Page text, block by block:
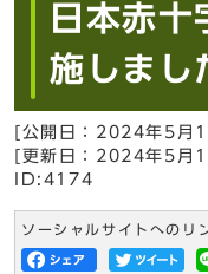
日本赤十
施しまし
[公開日： 2024年5月
[更新日： 2024年5月
ID:4174
ソーシャルサイトへのリ